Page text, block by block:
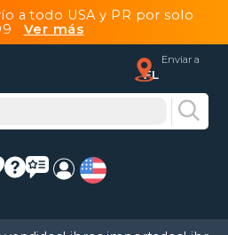
a todo USA y PR por solo
Ver más
Enviar a
FL